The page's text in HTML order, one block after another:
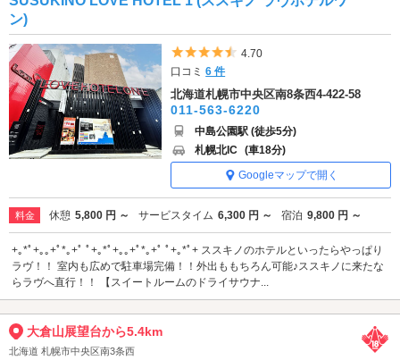
ン)
5つ星のうち4.5
4.70
口コミ6 件
北海道札幌市中央区南8条西4-422-58
011-563-6220
中島公園駅 (徒歩5分)
札幌北IC (車18分)
Googleマップで開く
料金 休憩 5,800 円 ～ サービスタイム 6,300 円 ～ 宿泊 9,800 円 ～
+｡*ﾟ+｡｡+ﾟ*｡+ﾟ ﾟ+｡*ﾟ+｡｡+ﾟ*｡+ﾟ ﾟ+｡*ﾟ+ ススキノのホテルといったらやっぱり
ラヴ！！ 室内も広めで駐車場完備！！外出ももちろん可能♪ススキノに来たな
らラヴへ直行！！ 【スイートルームのドライサウナ...
大倉山展望台から5.4km
北海道 札幌市中央区南3条西